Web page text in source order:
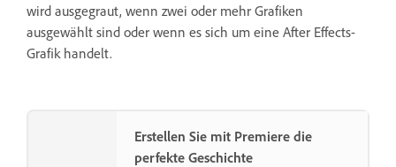
wird ausgegraut, wenn zwei oder mehr Grafiken
ausgewählt sind oder wenn es sich um eine After Effects-
Grafik handelt.
Erstellen Sie mit Premiere die
perfekte Geschichte